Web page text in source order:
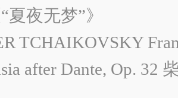
夏夜无梦”》
TCHAIKOVSKY
after Dante, Op. 32